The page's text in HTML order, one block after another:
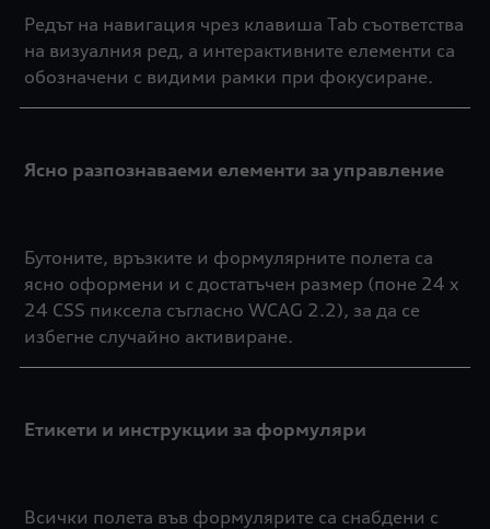
Редът на навигация чрез клавиша Tab съответства
на визуалния ред, а интерактивните елементи са
обозначени с видими рамки при фокусиране.
Ясно разпознаваеми елементи за управление
Бутоните, връзките и формулярните полета са
ясно оформени и с достатъчен размер (поне 24 x
24 CSS пиксела съгласно WCAG 2.2), за да се
избегне случайно активиране.
Етикети и инструкции за формуляри
Всички полета във формулярите са снабдени с